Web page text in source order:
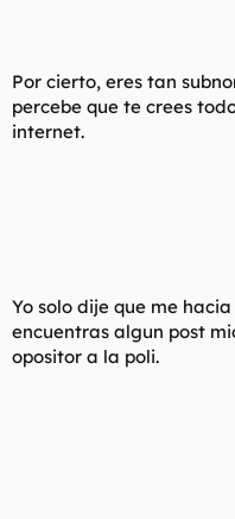
Por cierto, eres tan
percebe que te crees
internet.
Yo solo dije que me
encuentras algun post
opositor a la poli.